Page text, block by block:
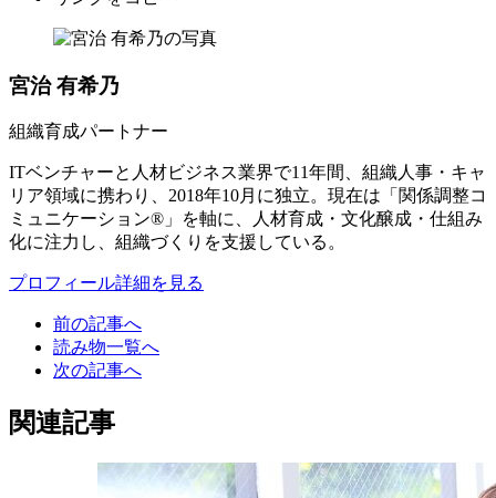
宮治 有希乃
組織育成パートナー
ITベンチャーと人材ビジネス業界で11年間、組織人事・キャ
リア領域に携わり、2018年10月に独立。現在は「関係調整コ
ミュニケーション®」を軸に、人材育成・文化醸成・仕組み
化に注力し、組織づくりを支援している。
プロフィール詳細を見る
前の記事へ
読み物一覧へ
次の記事へ
関連記事